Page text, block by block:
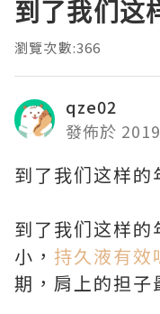
到了我们
瀏覽次數:366
qze02
發佈於
到了我们这样
到了我们这样的
小， 持久液有效
期，肩上的担子